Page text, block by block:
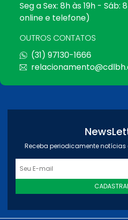
Seg a Sex: 8h às 19h - Sáb:
online e telefone)
OUTROS CONTATOS
(31) 97130-1666
Receba periodicamente notícias